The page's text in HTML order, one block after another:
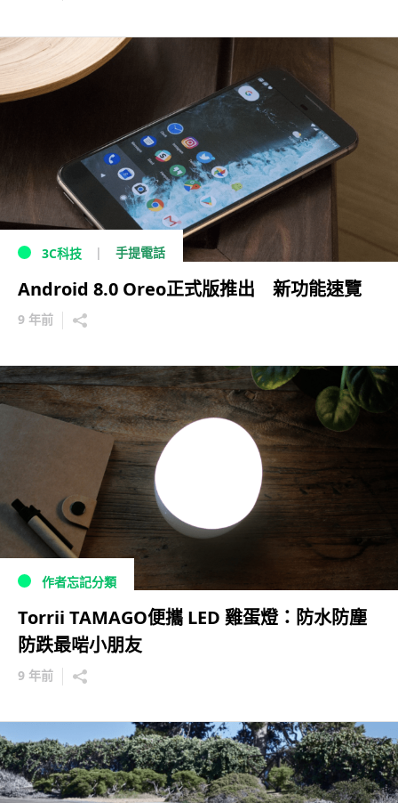
3C科技 手提電話
Android 8.0 Oreo正式版推出 新功能速覽
9 年前
作者忘記分類
Torrii TAMAGO便攜 LED 雞蛋燈：防水防塵
防跌最啱小朋友
9 年前